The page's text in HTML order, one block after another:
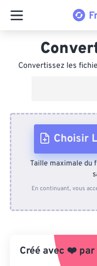
Convertissez les
Choisir
Depuis
Taille maximale du
En continuant, vous
Créé avec ❤️ par